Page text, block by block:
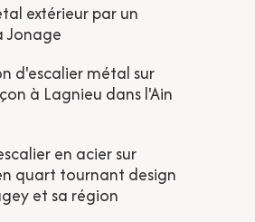
extérieur par un
Jonage
d'escalier métal sur
à Lagnieu dans l'Ain
en acier sur
quart tournant design
et sa région